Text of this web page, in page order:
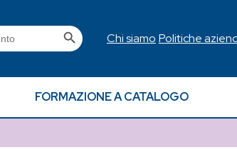
Search Button
Chi siamo Politiche
FORMAZIONE A CATALOGO